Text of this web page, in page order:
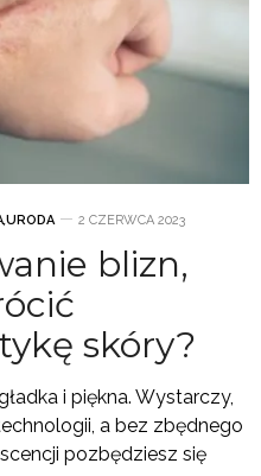
,URODA 2 CZERWCA 2023
blizn,
skóry?
i piękna. Wystarczy,
a bez zbędnego
pozbędziesz się